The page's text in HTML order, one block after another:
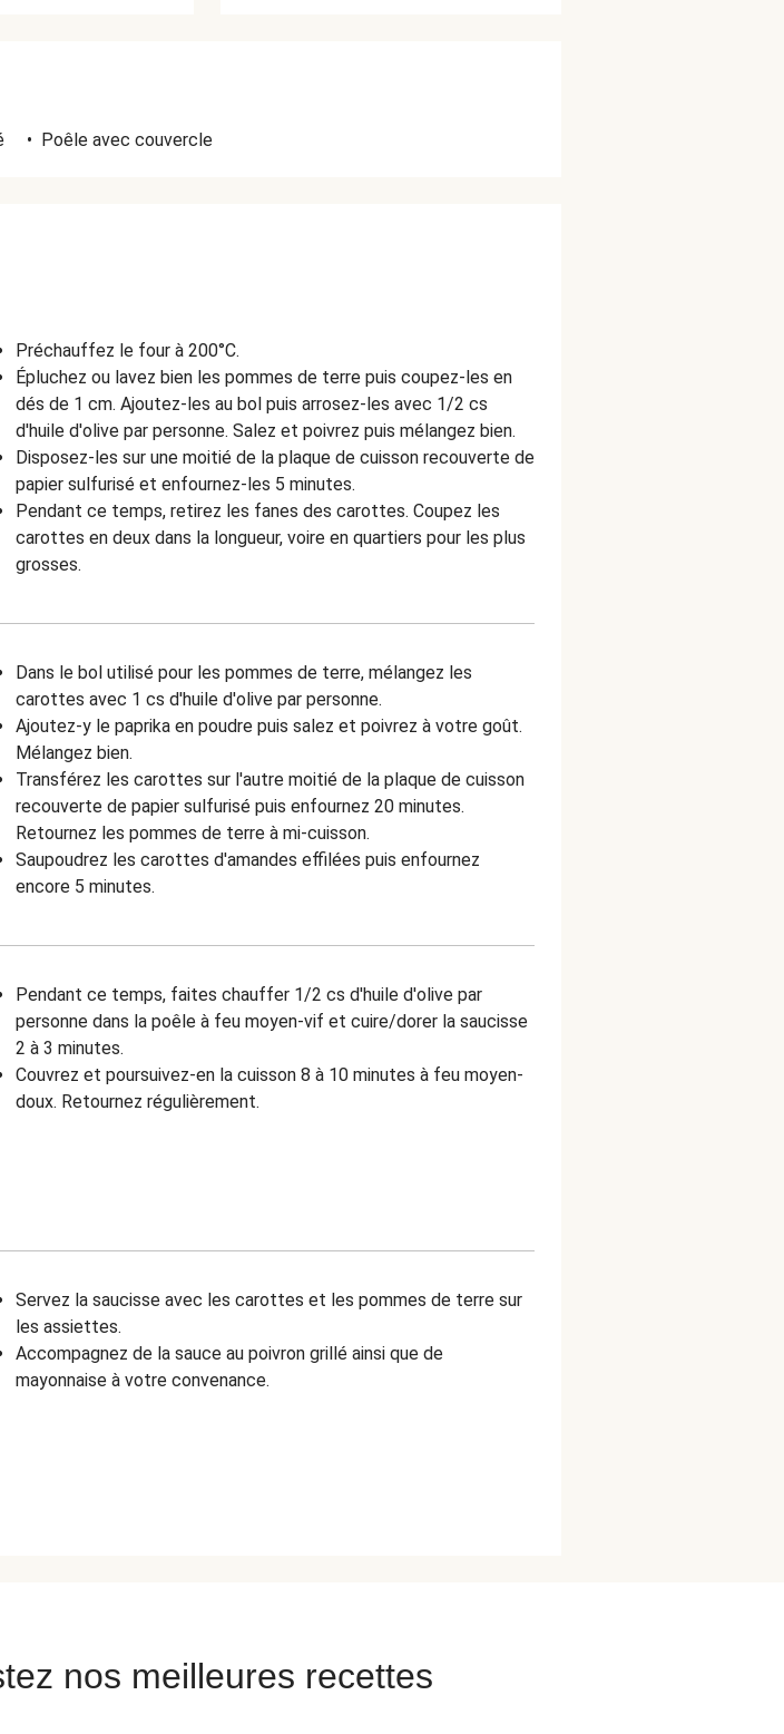
• Poêle avec couvercle
Préchauffez le four à 200°C.
Épluchez ou lavez bien les pommes de terre puis coupez-les en
dés de 1 cm. Ajoutez-les au bol puis arrosez-les avec 1/2 cs
d'huile d'olive par personne. Salez et poivrez puis mélangez bien.
Disposez-les sur une moitié de la plaque de cuisson recouverte de
papier sulfurisé et enfournez-les 5 minutes.
Pendant ce temps, retirez les fanes des carottes. Coupez les
carottes en deux dans la longueur, voire en quartiers pour les plus
grosses.
Dans le bol utilisé pour les pommes de terre, mélangez les
carottes avec 1 cs d'huile d'olive par personne.
Ajoutez-y le paprika en poudre puis salez et poivrez à votre goût.
Mélangez bien.
Transférez les carottes sur l'autre moitié de la plaque de cuisson
recouverte de papier sulfurisé puis enfournez 20 minutes.
Retournez les pommes de terre à mi-cuisson.
Saupoudrez les carottes d'amandes effilées puis enfournez
encore 5 minutes.
Pendant ce temps, faites chauffer 1/2 cs d'huile d'olive par
personne dans la poêle à feu moyen-vif et cuire/dorer la saucisse
2 à 3 minutes.
Couvrez et poursuivez-en la cuisson 8 à 10 minutes à feu moyen-
doux. Retournez régulièrement.
Servez la saucisse avec les carottes et les pommes de terre sur
les assiettes.
Accompagnez de la sauce au poivron grillé ainsi que de
mayonnaise à votre convenance.
nos meilleures recettes